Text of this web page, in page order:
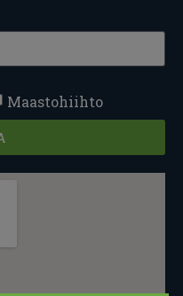
Maastohiihto